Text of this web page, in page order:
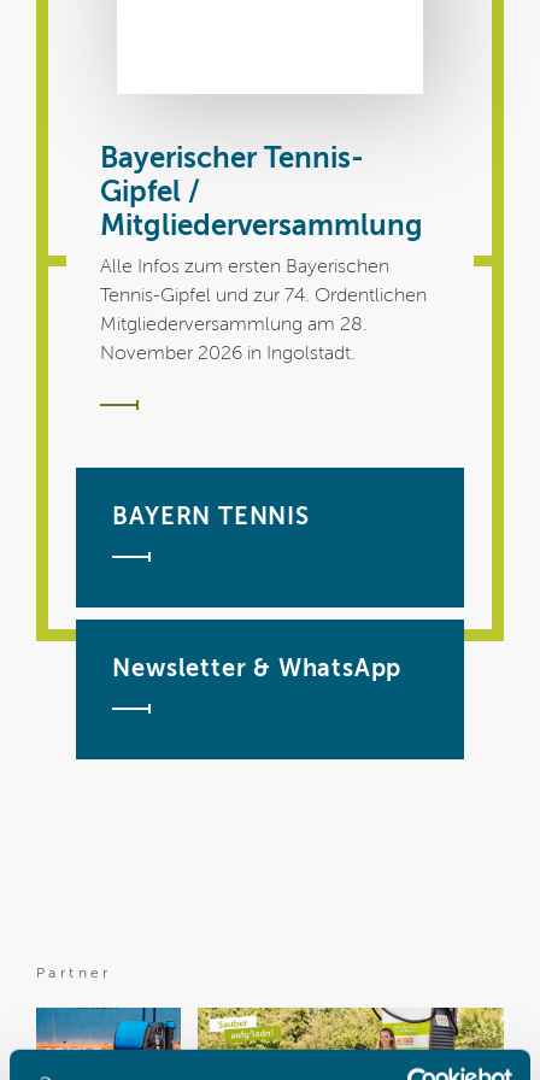
Bayerischer Tennis-
Gipfel /
Mitgliederversammlung
Alle Infos zum ersten Bayerischen
Tennis-Gipfel und zur 74. Ordentlichen
Mitgliederversammlung am 28.
November 2026 in Ingolstadt.
BAYERN TENNIS
Newsletter & WhatsApp
Partner